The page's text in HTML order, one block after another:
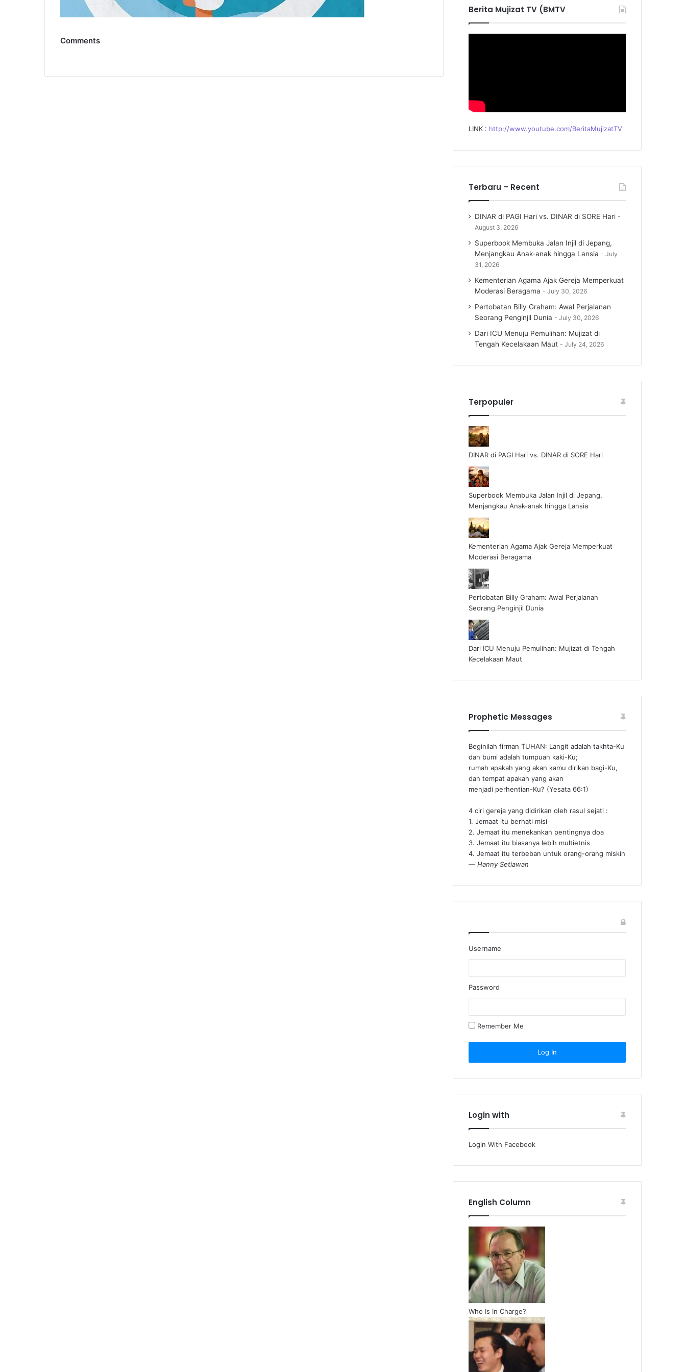
Comments
Berita Mujizat TV (BMTV
LINK : http://www.youtube.com/BeritaMujizatTV
Terbaru – Recent
DINAR di PAGI Hari vs. DINAR di SORE Hari
August 3, 2026
Superbook Membuka Jalan Injil di Jepang,
Menjangkau Anak-anak hingga Lansia
July
31, 2026
Kementerian Agama Ajak Gereja Memperkuat
Moderasi Beragama
July 30, 2026
Pertobatan Billy Graham: Awal Perjalanan
Seorang Penginjil Dunia
July 30, 2026
Dari ICU Menuju Pemulihan: Mujizat di
Tengah Kecelakaan Maut
July 24, 2026
Terpopuler
DINAR di PAGI Hari vs. DINAR di SORE Hari
Superbook Membuka Jalan Injil di Jepang,
Menjangkau Anak-anak hingga Lansia
Kementerian Agama Ajak Gereja Memperkuat
Moderasi Beragama
Pertobatan Billy Graham: Awal Perjalanan
Seorang Penginjil Dunia
Dari ICU Menuju Pemulihan: Mujizat di Tengah
Kecelakaan Maut
Prophetic Messages
Beginilah firman TUHAN: Langit adalah takhta-Ku
dan bumi adalah tumpuan kaki-Ku;
rumah apakah yang akan kamu dirikan bagi-Ku,
dan tempat apakah yang akan
menjadi perhentian-Ku? (Yesata 66:1) ‪
4 ciri gereja yang didirikan oleh rasul sejati :
1. Jemaat itu berhati misi
2. Jemaat itu menekankan pentingnya doa
3. Jemaat itu biasanya lebih multietnis
4. Jemaat itu terbeban untuk orang-orang miskin
—Hanny Setiawan
Username
Password
Remember Me
Login with
Login With Facebook
English Column
Who Is In Charge?